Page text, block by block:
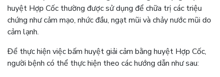
huyệt Hợp Cốc thường được sử dụng để chữa trị các triệu
chứng như cảm mạo, nhức đầu, ngạt mũi và chảy nước mũi do
cảm lạnh.
Để thực hiện việc bấm huyệt giải cảm bằng huyệt Hợp Cốc,
người bệnh có thể thực hiện theo các hướng dẫn như sau: